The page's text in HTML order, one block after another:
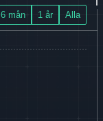
6 mån 1 år Alla